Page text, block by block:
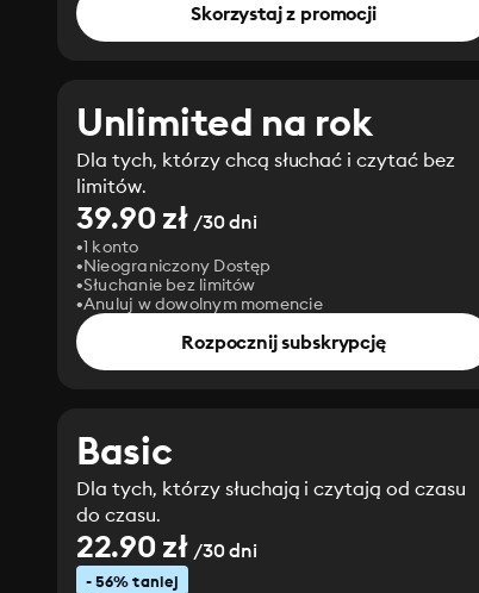
Skorzystaj z promocji
Unlimited na rok
Dla tych, którzy chcą słuchać i czytać bez
limitów.
39.90 zł/30 dni
1 konto
Nieograniczony Dostęp
Słuchanie bez limitów
Anuluj w dowolnym momencie
Rozpocznij subskrypcję
Basic
Dla tych, którzy słuchają i czytają od czasu
do czasu.
22.90 zł/30 dni
- 56% taniej